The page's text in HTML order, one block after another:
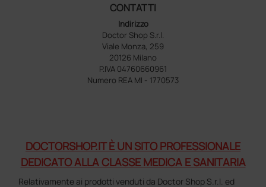
CONTATTI
Indirizzo
Doctor Shop S.r.l.
Viale Monza, 259
20126 Milano
P.IVA 04760660961
Numero REA MI - 1770573
DOCTORSHOP.IT È UN SITO PROFESSIONALE
DEDICATO ALLA CLASSE MEDICA E SANITARIA
Relativamente ai prodotti venduti da Doctor Shop S.r.l. ed